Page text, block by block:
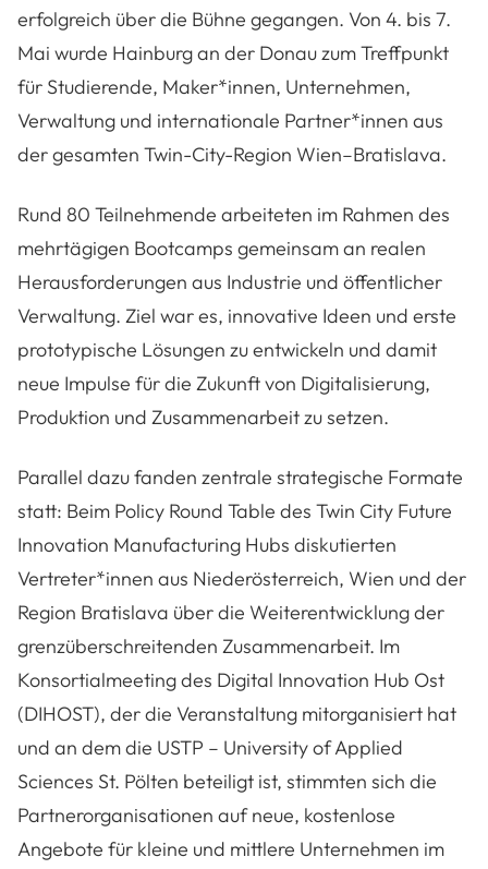
erfolgreich über die Bühne gegangen. Von 4. bis 7.
Mai wurde Hainburg an der Donau zum Treffpunkt
für Studierende, Maker*innen, Unternehmen,
Verwaltung und internationale Partner*innen aus
der gesamten Twin-City-Region Wien–Bratislava.
Rund 80 Teilnehmende arbeiteten im Rahmen des
mehrtägigen Bootcamps gemeinsam an realen
Herausforderungen aus Industrie und öffentlicher
Verwaltung. Ziel war es, innovative Ideen und erste
prototypische Lösungen zu entwickeln und damit
neue Impulse für die Zukunft von Digitalisierung,
Produktion und Zusammenarbeit zu setzen.
Parallel dazu fanden zentrale strategische Formate
statt: Beim Policy Round Table des Twin City Future
Innovation Manufacturing Hubs diskutierten
Vertreter*innen aus Niederösterreich, Wien und der
Region Bratislava über die Weiterentwicklung der
grenzüberschreitenden Zusammenarbeit. Im
Konsortialmeeting des Digital Innovation Hub Ost
(DIHOST), der die Veranstaltung mitorganisiert hat
und an dem die USTP – University of Applied
Sciences St. Pölten beteiligt ist, stimmten sich die
Partnerorganisationen auf neue, kostenlose
Angebote für kleine und mittlere Unternehmen im